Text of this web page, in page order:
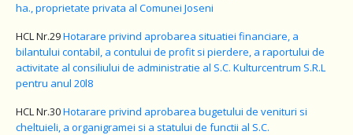
ha., proprietate privata al Comunei Joseni
HCL Nr.29Hotarare privind aprobarea situatiei financiare, a
bilantului contabil, a contului de profit si pierdere, a raportului de
activitate al consiliului de administratie al S.C. Kulturcentrum S.R.L
pentru anul 20l8
HCL Nr.30Hotarare privind aprobarea bugetului de venituri si
cheltuieli, a organigramei si a statului de functii al S.C.